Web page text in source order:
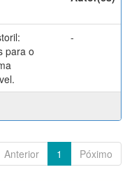
para o
-
Anterior 1 Póximo